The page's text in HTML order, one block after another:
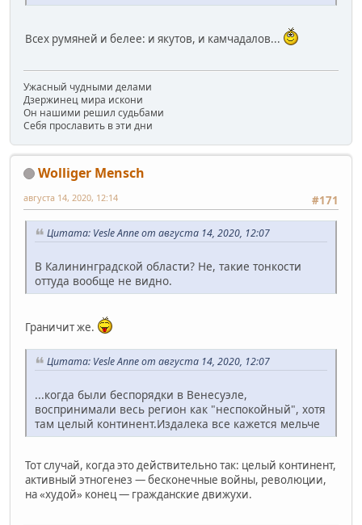
Всех румяней и белее: и якутов, и камчадалов...
Ужасный чудными делами
Дзержинец мира искони
Он нашими решил судьбами
Себя прославить в эти дни
Wolliger Mensch
#171
августа 14, 2020, 12:14
Цитата: Vesle Anne от августа 14, 2020, 12:07
В Калининградской области? Не, такие тонкости
оттуда вообще не видно.
Граничит же.
Цитата: Vesle Anne от августа 14, 2020, 12:07
...когда были беспорядки в Венесуэле,
воспринимали весь регион как "неспокойный", хотя
там целый континент.Издалека все кажется мельче
Тот случай, когда это действительно так: целый континент,
активный этногенез — бесконечные войны, революции,
на «худой» конец — гражданские движухи.